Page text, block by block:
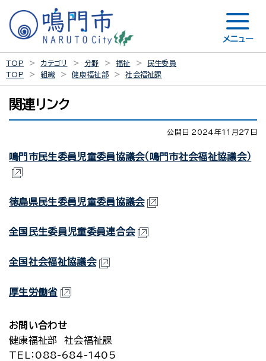
メニュー
TOP カテゴリ 分野 福祉
民生委員
TOP
組織 健康福祉部 社会福祉課
関連リンク
公開日 2024年11月27日
鳴門市民生委員児童委員協議会（鳴門市社会福祉協議会）
徳島県民生委員児童委員協議会
全国民生委員児童委員連合会
全国社会福祉協議会
厚生労働省
お問い合わせ
健康福祉部 社会福祉課
TEL：088-684-1405